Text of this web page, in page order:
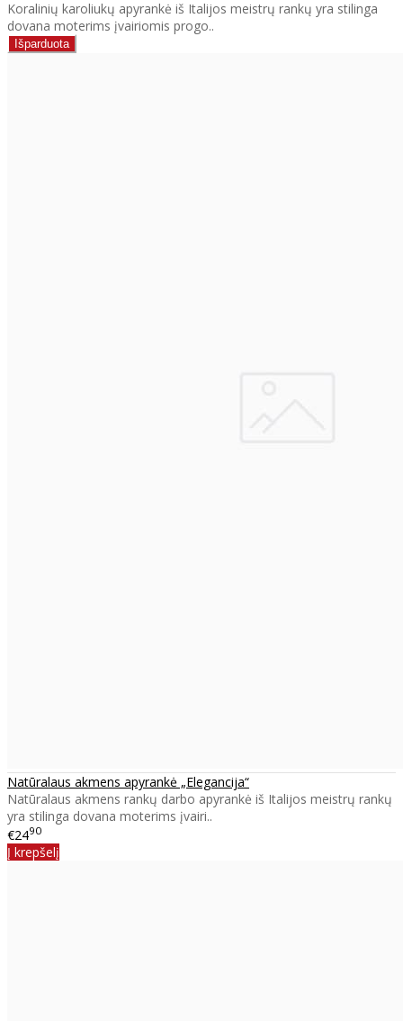
Koralinių karoliukų apyrankė iš Italijos meistrų rankų yra stilinga
dovana moterims įvairiomis progo..
Natūralaus akmens apyrankė „Elegancija“
Natūralaus akmens rankų darbo apyrankė iš Italijos meistrų rankų
yra stilinga dovana moterims įvairi..
€2490
Į krepšelį